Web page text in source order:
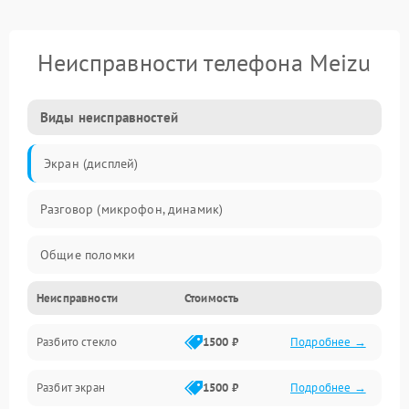
Неисправности телефона Meizu
Виды неисправностей
Экран (дисплей)
Разговор (микрофон, динамик)
Общие поломки
Проблемы связи
Камеры
Проблемы с дисплеем и сенсором
Неисправности Стоимость
Разбито стекло 1500 ₽ Подробнее →
Разбит экран 1500 ₽ Подробнее →